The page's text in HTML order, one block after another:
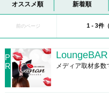
オススメ順 新着順
前のページ 1 - 3件
P
R
メディア取材多